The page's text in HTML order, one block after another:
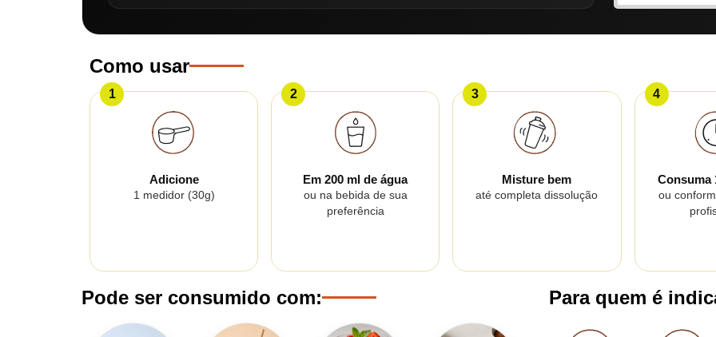
Como usar
1
Adicione
1 medidor (30g)
2
Em 200 ml de água
ou na bebida de sua
preferência
3
Misture bem
até completa dissolução
4
Consuma
ou
Pode ser consumido com: Para quem é